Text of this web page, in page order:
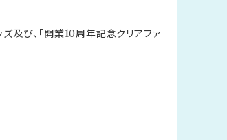
及び、「開業10周年記念クリアファ